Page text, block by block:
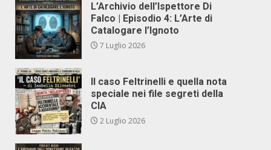
L’Archivio dell’Ispettore Di
Falco | Episodio 4: L’Arte di
Catalogare l’Ignoto
7 Luglio 2026
Il caso Feltrinelli e quella nota
speciale nei file segreti della
CIA
2 Luglio 2026